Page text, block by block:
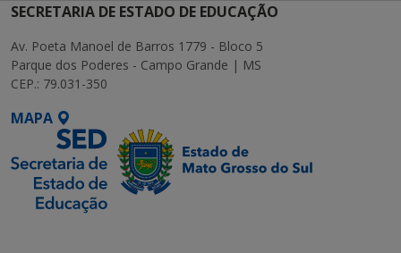
SECRETARIA DE ESTADO DE EDUCAÇÃO
Av. Poeta Manoel de Barros 1779 - Bloco 5
Parque dos Poderes - Campo Grande | MS
CEP.: 79.031-350
MAPA